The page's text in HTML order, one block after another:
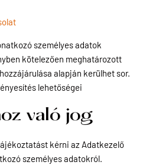
személyes adatok
kötelezően meghatározott
alapján kerülhet sor.
lehetőségei
való jog
kérni az Adatkezelő
személyes adatokról.